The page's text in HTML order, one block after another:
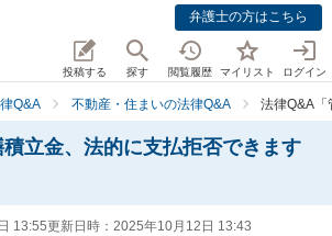
弁護士の方はこちら
投稿する 探す 閲覧履歴 マイリスト ログイン
Q&A 不動産・住まいの法律Q&A 法律Q&A「
立金、法的に支払拒否できます
13:55更新日時： 2025年10月12日 13:43